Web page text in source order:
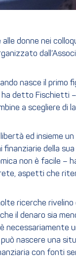
donne nei
nasce il primo
ha detto Fischietti
a scegliere di
libertà ed insieme
della sua
non è facile –
aspetti che
ricerche rivelino
il denaro sia
necessariamente
nascere una
con fonti